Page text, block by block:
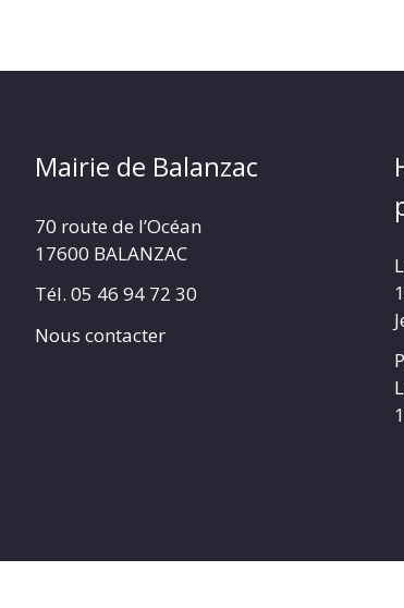
Mairie de Balanzac
70 route de l’Océan
17600 BALANZAC
Tél. 05 46 94 72 30
Nous contacter